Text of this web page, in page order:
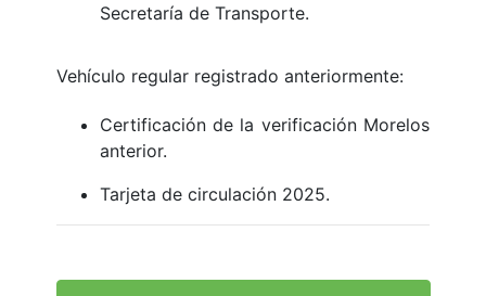
Secretaría de Transporte.
Vehículo regular registrado anteriormente:
Certificación de la verificación Morelos
anterior.
Tarjeta de circulación 2025.